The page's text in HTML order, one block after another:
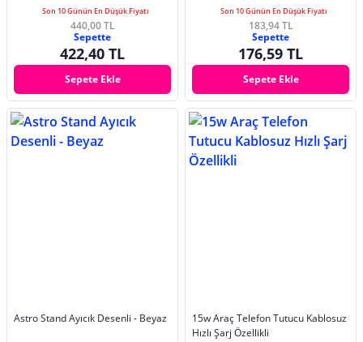
Son 10 Günün En Düşük Fiyatı
440,00 TL
Sepette
422,40 TL
Sepete Ekle
Son 10 Günün En Düşük Fiyatı
183,94 TL
Sepette
176,59 TL
Sepete Ekle
Astro Stand Ayıcık Desenli - Beyaz
15w Araç Telefon Tutucu Kablosuz
Hızlı Şarj Özellikli